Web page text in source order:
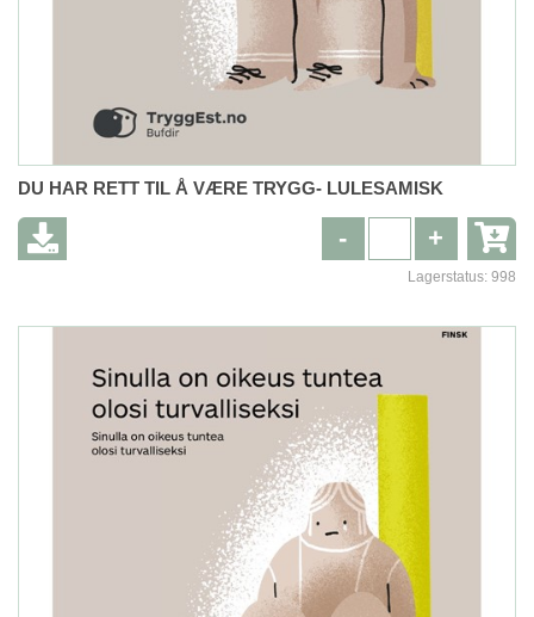
DU HAR RETT TIL Å VÆRE TRYGG- LULESAMISK
+
-
Lagerstatus: 998